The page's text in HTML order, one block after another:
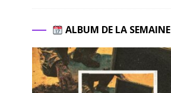
ALBUM DE LA SEMAINE